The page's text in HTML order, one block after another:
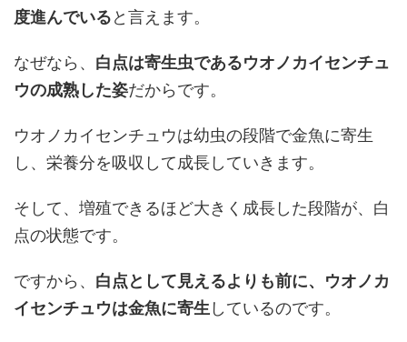
度進んでいると言えます。
なぜなら、 白点は寄生虫であるウオノカイセンチュ
ウの成熟した姿だからです。
ウオノカイセンチュウは幼虫の段階で金魚に寄生
し、栄養分を吸収して成長していきます。
そして、増殖できるほど大きく成長した段階が、白
点の状態です。
ですから、 白点として見えるよりも前に、ウオノカ
イセンチュウは金魚に寄生 しているのです。